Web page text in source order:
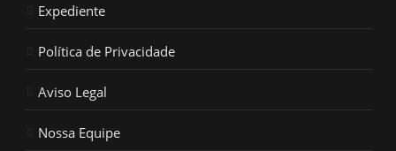
Expediente
Política de Privacidade
Aviso Legal
Nossa Equipe